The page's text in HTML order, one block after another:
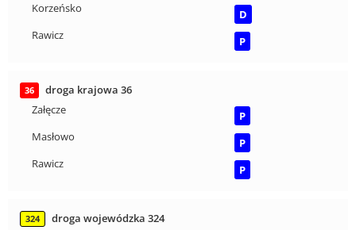
Korzeńsko
D
Rawicz
P
36
droga krajowa 36
Załęcze
P
Masłowo
P
Rawicz
P
324
droga wojewódzka 324